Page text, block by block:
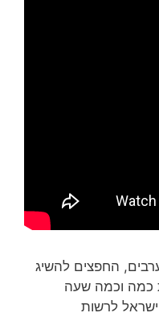
החפצים להשיג
כמה וכמה שעה
לרשות